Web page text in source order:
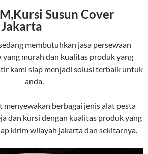
Susun Cover
membutuhkan jasa persewaan
yang murah dan kualitas produk yang
kami siap menjadi solusi terbaik untuk
anda.
menyewakan berbagai jenis alat pesta
dan kursi dengan kualitas produk yang
kirim wilayah jakarta dan sekitarnya.